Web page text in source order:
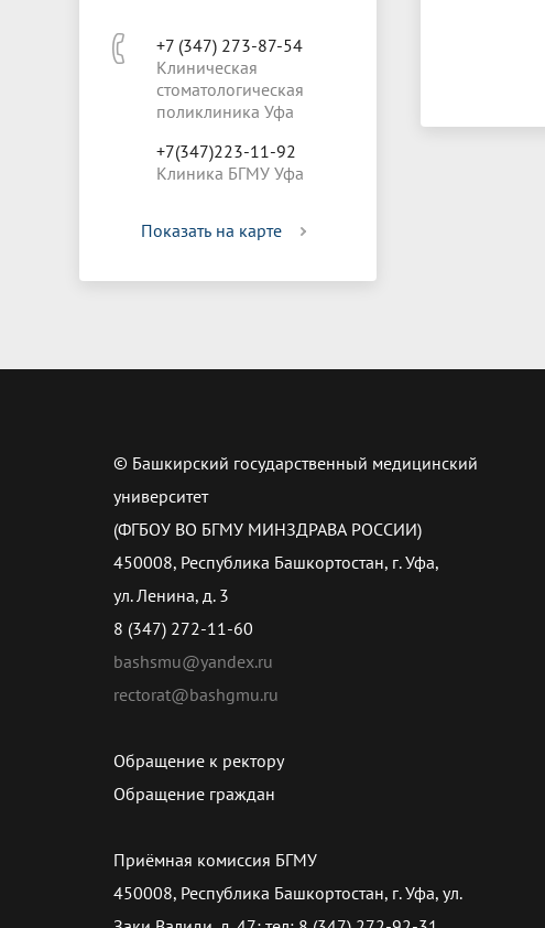
+7 (347) 273-87-54
Клиническая
стоматологическая
поликлиника Уфа
+7(347)223-11-92
Клиника БГМУ Уфа
Показать на карте
© Башкирский государственный медицинский
университет
(ФГБОУ ВО БГМУ МИНЗДРАВА РОССИИ)
450008, Республика Башкортостан, г. Уфа,
ул. Ленина, д. 3
8 (347) 272-11-60
bashsmu@yandex.ru
rectorat@bashgmu.ru
Обращение к ректору
Обращение граждан
Приёмная комиссия БГМУ
450008, Республика Башкортостан, г. Уфа, ул.